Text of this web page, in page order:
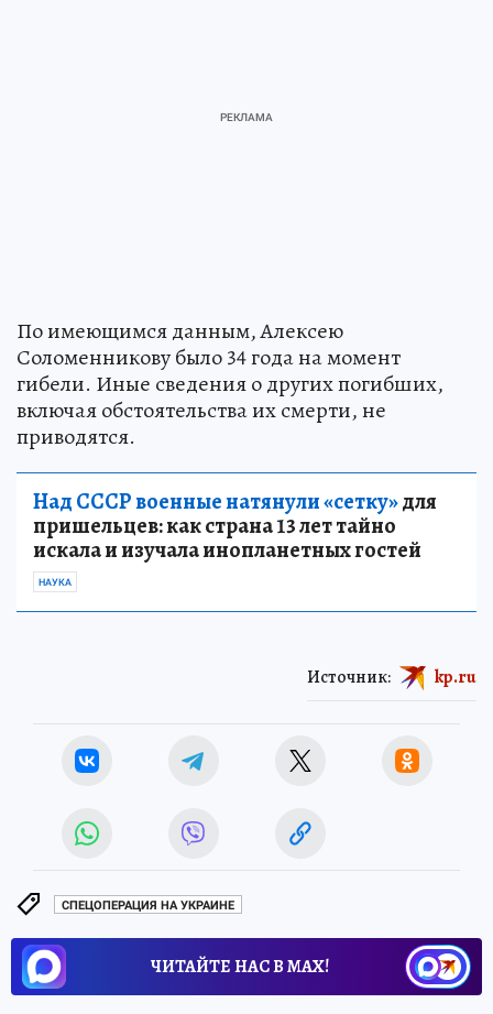
По имеющимся данным, Алексею
Соломенникову было 34 года на момент
гибели. Иные сведения о других погибших,
включая обстоятельства их смерти, не
приводятся.
Над СССР военные натянули «сетку»для
пришельцев: как страна 13 лет тайно
искала и изучала инопланетных гостей
НАУКА
Источник: kp.ru
СПЕЦОПЕРАЦИЯ НА УКРАИНЕ
ЧИТАЙТЕ НАС В МАХ!